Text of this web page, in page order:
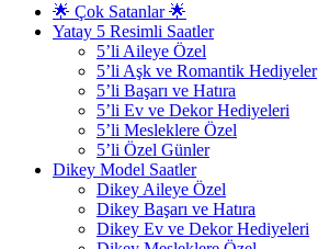
🌟 Çok Satanlar 🌟
Yatay 5 Resimli Saatler
5’li Aileye Özel
5’li Aşk ve Romantik Hediyeler
5’li Başarı ve Hatıra
5’li Ev ve Dekor Hediyeleri
5’li Mesleklere Özel
5’li Özel Günler
Dikey Model Saatler
Dikey Aileye Özel
Dikey Başarı ve Hatıra
Dikey Ev ve Dekor Hediyeleri